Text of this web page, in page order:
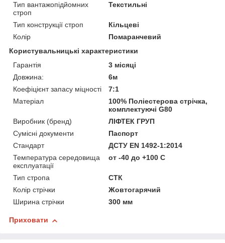
Тип вантажопідйомних
строп
Текстильні
Тип конструкції строп
Кільцеві
Колір
Помаранчевий
Користувальницькі характеристики
Гарантія
3 місяці
Довжина:
6м
Коефіцієнт запасу міцності
7:1
Матеріал
100% Поліестерова стрічка,
комплектуючі G80
Виробник (бренд)
ЛІФТЕК ГРУП
Сумісні документи
Паспорт
Стандарт
ДСТУ EN 1492-1:2014
Температура середовища
експлуатації
от -40 до +100 С
Тип стропа
СТК
Колір стрічки
Жовтогарячий
Ширина стрічки
300 мм
Приховати